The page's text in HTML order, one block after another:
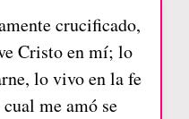
crucificado,
Cristo en mí; lo
lo vivo en la fe
me amó se